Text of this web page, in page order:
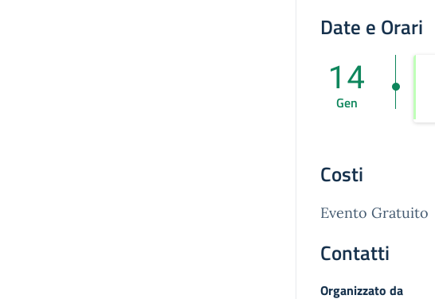
Date e Orari
14
Gen
Costi
Evento Gratuito
Contatti
Organizzato da